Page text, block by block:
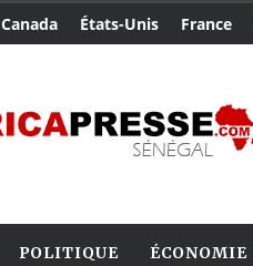
Canada États-Unis France
POLITIQUE ÉCONOMIE